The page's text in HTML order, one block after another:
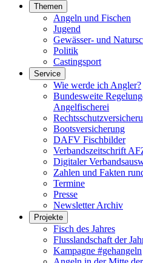
Themen
Angeln und Fischen
Jugend
Gewässer- und
Politik
Castingsport
Service
Wie werde ich Angler?
Bundesweite
Angelfischerei
Bootsversicherung
DAFV Fischbilder
Verbandszeitschrift
Digitaler
Zahlen und Fakten
Termine
Presse
Newsletter Archiv
Projekte
Fisch des Jahres
Flusslandschaft der
Kampagne #gehangeln